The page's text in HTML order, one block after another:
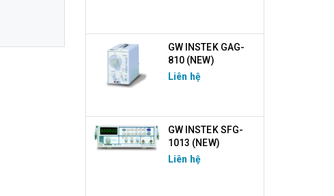
GW INSTEK GAG-
810 (NEW)
Liên hệ
GW INSTEK SFG-
1013 (NEW)
Liên hệ